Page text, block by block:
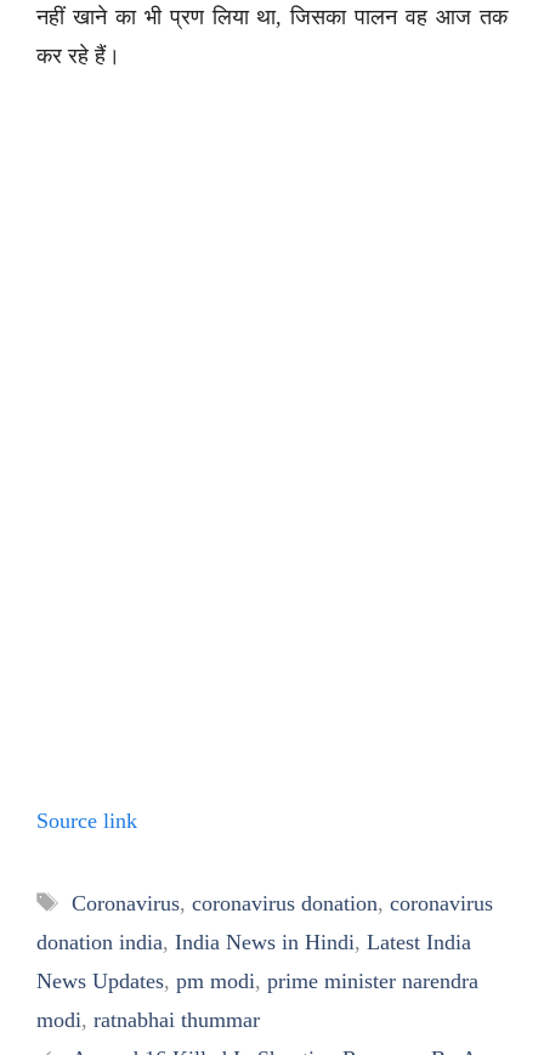
नहीं खाने का भी प्रण लिया था, जिसका पालन वह आज तक
कर रहे हैं।
Source link
Tags
Coronavirus, coronavirus donation, coronavirus
donation india, India News in Hindi, Latest India
News Updates, pm modi, prime minister narendra
modi, ratnabhai thummar